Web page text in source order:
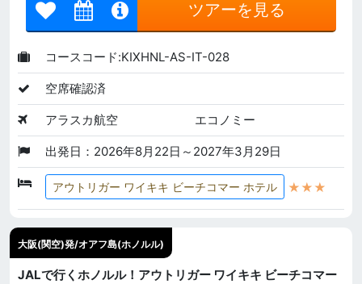
ツアーを見る
コースコード:KIXHNL-AS-IT-028
空席確認済
アラスカ航空 エコノミー
出発日：2026年8月22日～2027年3月29日
アウトリガー ワイキキ ビーチコマー ホテル ★★★
大阪(関空)発/オアフ島(ホノルル)
JALで行くホノルル！アウトリガー ワイキキ ビーチコマー